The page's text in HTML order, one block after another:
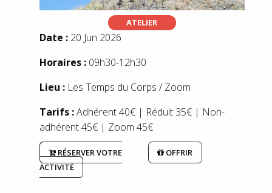
ATELIER
Date :20 Jun 2026
Horaires :09h30-12h30
Lieu : Les Temps du Corps / Zoom
Tarifs :Adhérent 40€ | Réduit 35€ | Non-
adhérent 45€ | Zoom 45€
RÉSERVER VOTRE
ACTIVITÉ
OFFRIR